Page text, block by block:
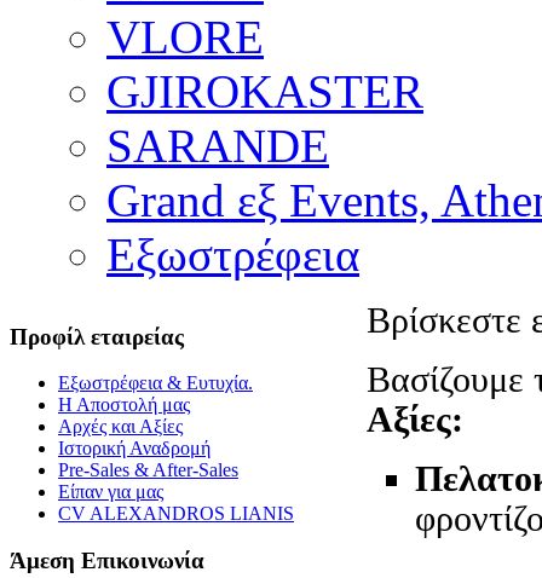
VLORE
GJIROKASTER
SARANDE
Grand εξ Events,
Εξωστρέφεια
Βρίσκεστε
Βασίζουμε
Αξίες:
Προφίλ εταιρείας
Εξωστρέφεια & Ευτυχία.
Η Αποστολή μας
Αρχές και Αξίες
Ιστορική Αναδρομή
Pre-Sales & After-Sales
Είπαν για μας
CV ALEXANDROS LIANIS
Άμεση Επικοινωνία